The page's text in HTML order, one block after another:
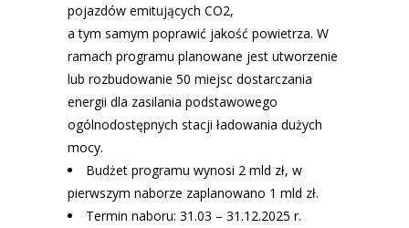
pojazdów emitujących CO2,
a tym samym poprawić jakość powietrza. W
ramach programu planowane jest utworzenie
lub rozbudowanie 50 miejsc dostarczania
energii dla zasilania podstawowego
ogólnodostępnych stacji ładowania dużych
mocy.
Budżet programu wynosi 2 mld zł, w
pierwszym naborze zaplanowano 1 mld zł.
Termin naboru: 31.03 – 31.12.2025 r.